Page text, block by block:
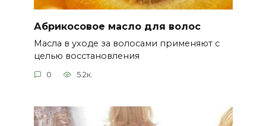
Абрикосовое масло для волос
Масла в уходе за волосами применяют с
целью восстановления
0 5.2к.